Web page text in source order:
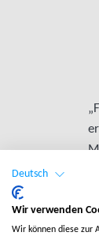
Deutsch
Wir verwenden
Wir können diese zur